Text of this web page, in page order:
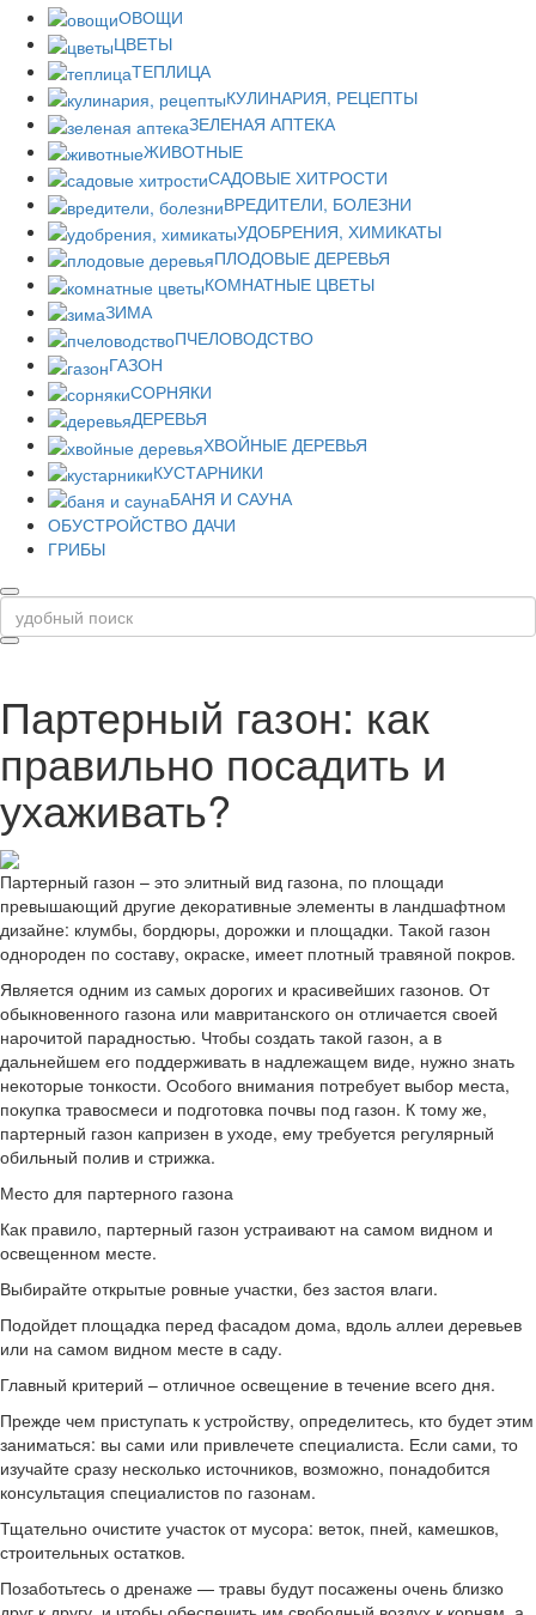
ОВОЩИ
ЦВЕТЫ
ТЕПЛИЦА
КУЛИНАРИЯ, РЕЦЕПТЫ
ЗЕЛЕНАЯ АПТЕКА
ЖИВОТНЫЕ
САДОВЫЕ ХИТРОСТИ
ВРЕДИТЕЛИ, БОЛЕЗНИ
УДОБРЕНИЯ, ХИМИКАТЫ
ПЛОДОВЫЕ ДЕРЕВЬЯ
КОМНАТНЫЕ ЦВЕТЫ
ЗИМА
ПЧЕЛОВОДСТВО
ГАЗОН
СОРНЯКИ
ДЕРЕВЬЯ
ХВОЙНЫЕ ДЕРЕВЬЯ
КУСТАРНИКИ
БАНЯ И САУНА
ОБУСТРОЙСТВО ДАЧИ
ГРИБЫ
Партерный газон: как
правильно посадить и
ухаживать?
Партерный газон – это элитный вид газона, по площади
превышающий другие декоративные элементы в ландшафтном
дизайне: клумбы, бордюры, дорожки и площадки. Такой газон
однороден по составу, окраске, имеет плотный травяной покров.
Является одним из самых дорогих и красивейших газонов. От
обыкновенного газона или мавританского он отличается своей
нарочитой парадностью. Чтобы создать такой газон, а в
дальнейшем его поддерживать в надлежащем виде, нужно знать
некоторые тонкости. Особого внимания потребует выбор места,
покупка травосмеси и подготовка почвы под газон. К тому же,
партерный газон капризен в уходе, ему требуется регулярный
обильный полив и стрижка.
Место для партерного газона
Как правило, партерный газон устраивают на самом видном и
освещенном месте.
Выбирайте открытые ровные участки, без застоя влаги.
Подойдет площадка перед фасадом дома, вдоль аллеи деревьев
или на самом видном месте в саду.
Главный критерий – отличное освещение в течение всего дня.
Прежде чем приступать к устройству, определитесь, кто будет этим
заниматься: вы сами или привлечете специалиста. Если сами, то
изучайте сразу несколько источников, возможно, понадобится
консультация специалистов по газонам.
Тщательно очистите участок от мусора: веток, пней, камешков,
строительных остатков.
Позаботьтесь о дренаже — травы будут посажены очень близко